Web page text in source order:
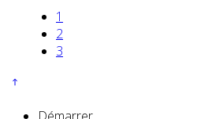
1
2
3